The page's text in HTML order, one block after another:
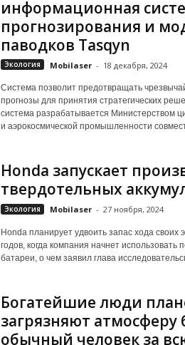
информационная
прогнозирования и
паводков Tasqyn
Экология Mobilaser - 18 декабря, 2024
Система позволит предотвращать
прогнозы для принятия стратегических
система разрабатывается Министерством
и аэрокосмической промышленности
Honda запускает
твердотельных
Экология Mobilaser - 27 ноября, 2024
Honda планирует удвоить запас хода своих
годов, когда компания начнет использовать
батареи, о чем заявил глава
Богатейшие люди
загрязняют
обычный человек за